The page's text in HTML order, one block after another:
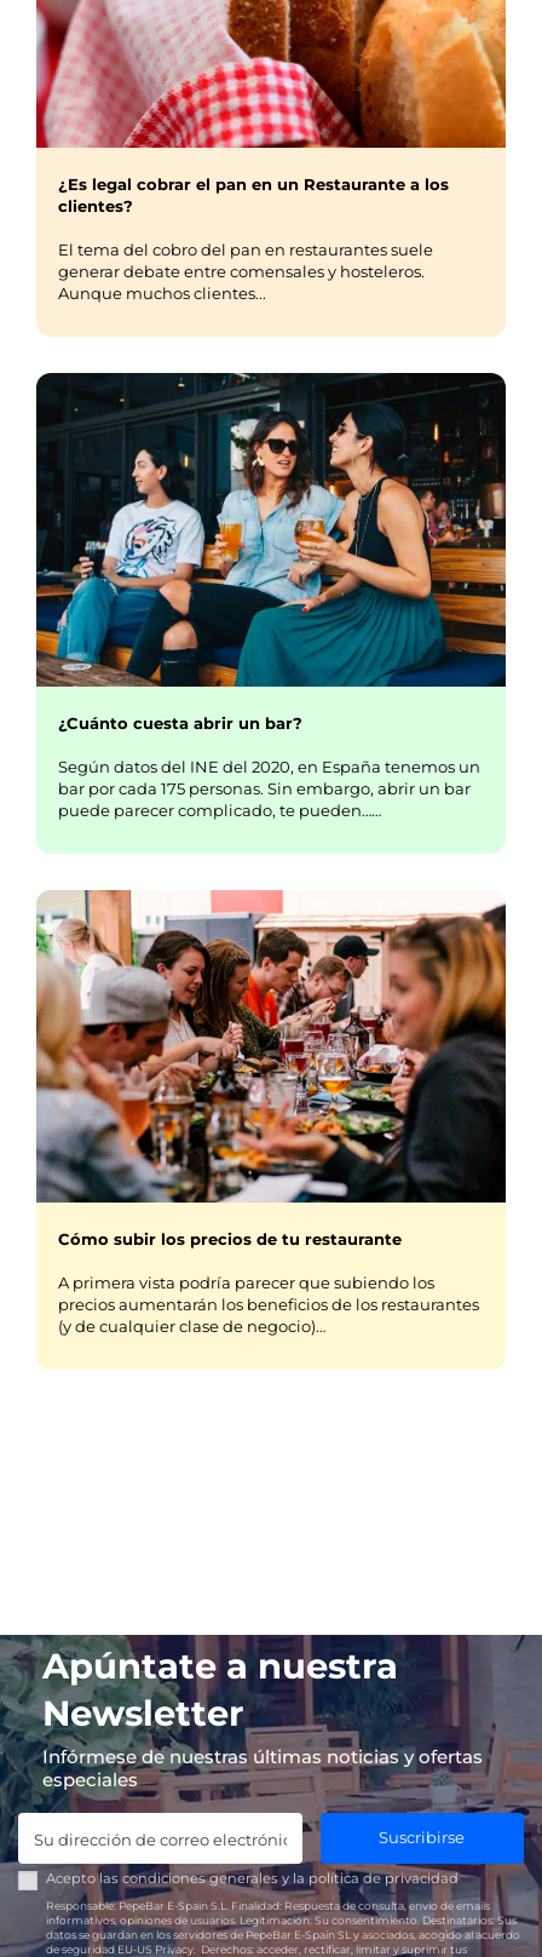
¿Es legal cobrar el pan en un Restaurante a los
clientes?
El tema del cobro del pan en restaurantes suele
generar debate entre comensales y hosteleros.
Aunque muchos clientes...
¿Cuánto cuesta abrir un bar?
Según datos del INE del 2020, en España tenemos un
bar por cada 175 personas. Sin embargo, abrir un bar
puede parecer complicado, te pueden……
Cómo subir los precios de tu restaurante
A primera vista podría parecer que subiendo los
precios aumentarán los beneficios de los restaurantes
(y de cualquier clase de negocio)…
Apúntate a nuestra
Newsletter
Infórmese de nuestras últimas noticias y ofertas
especiales
Suscribirse
Acepto las condiciones generales y lapolítica de privacidad
Responsable:PepeBar E-Spain S.L. Finalidad: Respuesta de consulta, envío de emails
informativos, opiniones de usuarios. Legitimación: Su consentimiento. Destinatarios:Sus
datos se guardan en los servidores de PepeBar E-Spain SL y asociados, acogido al acuerdo
de seguridad EU-US Privacy.
Derechos: acceder, rectificar, limitar y suprimir tus